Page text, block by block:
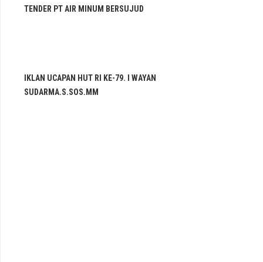
TENDER PT AIR MINUM BERSUJUD
IKLAN UCAPAN HUT RI KE-79. I WAYAN
SUDARMA.S.SOS.MM